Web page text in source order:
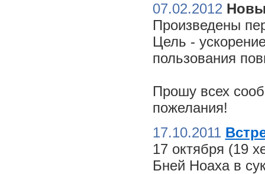
07.02.2012
Произведены
Цель -
пользования
Прошу всех
пожелания!
17.10.2011
17 октября (19
Бней Ноаха в